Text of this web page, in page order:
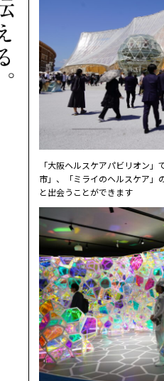
「大阪ヘルスケアパビリオン
市」、「ミライのヘルスケア」
と出会うことができます